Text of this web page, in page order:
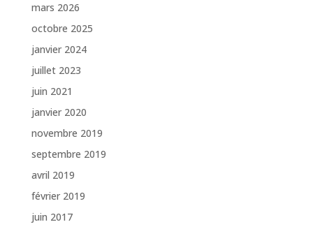
mars 2026
octobre 2025
janvier 2024
juillet 2023
juin 2021
janvier 2020
novembre 2019
septembre 2019
avril 2019
février 2019
juin 2017